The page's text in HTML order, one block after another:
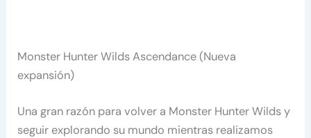
Monster Hunter Wilds Ascendance (Nueva
expansión)
Una gran razón para volver a Monster Hunter Wilds y
seguir explorando su mundo mientras realizamos